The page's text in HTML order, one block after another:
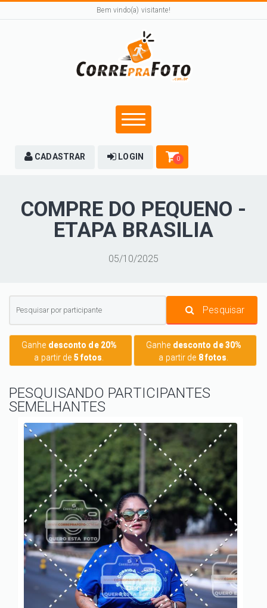
Bem vindo(a) visitante!
CADASTRAR LOGIN 0
COMPRE DO PEQUENO -
ETAPA BRASILIA
05/10/2025
Pesquisar
Ganhe desconto de 20%
a partir de 5 fotos
Ganhe desconto de 30%
a partir de 8 fotos
PESQUISANDO PARTICIPANTES
SEMELHANTES